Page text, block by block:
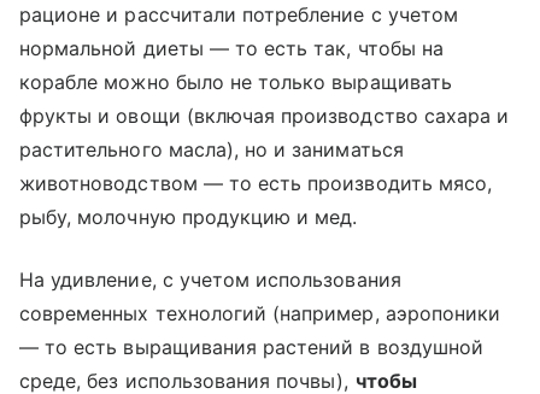
рационе и рассчитали потребление с учетом
нормальной диеты — то есть так, чтобы на
корабле можно было не только выращивать
фрукты и овощи (включая производство сахара и
растительного масла), но и заниматься
животноводством — то есть производить мясо,
рыбу, молочную продукцию и мед.
На удивление, с учетом использования
современных технологий (например, аэропоники
— то есть выращивания растений в воздушной
среде, без использования почвы), чтобы